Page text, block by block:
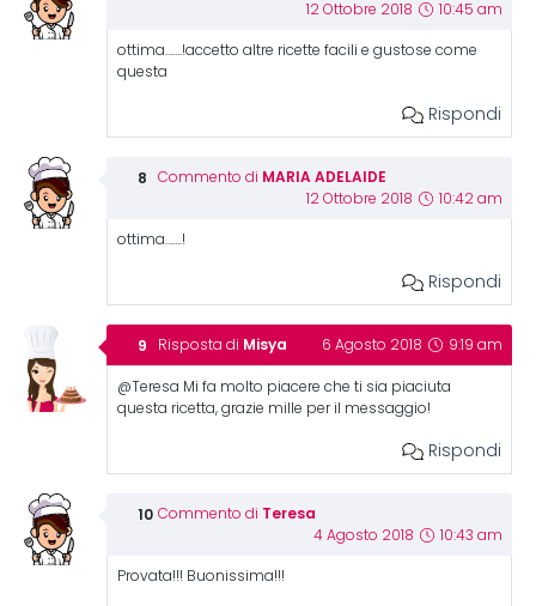
12 Ottobre 2018 10:45 am
ottima…….!accetto altre ricette facili e gustose come
questa
Rispondi
Commento di MARIA ADELAIDE
12 Ottobre 2018 10:42 am
ottima…….!
Rispondi
Risposta di Misya 6 Agosto 2018 9:19 am
@Teresa Mi fa molto piacere che ti sia piaciuta
questa ricetta, grazie mille per il messaggio!
Rispondi
Commento di Teresa
4 Agosto 2018 10:43 am
Provata!!! Buonissima!!!